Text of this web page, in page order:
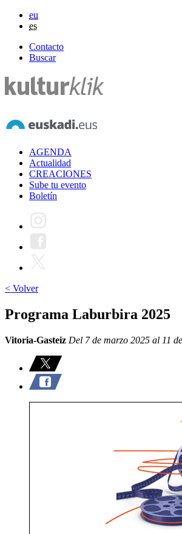
eu
es
Contacto
Buscar
AGENDA
Actualidad
CREACIONES
Sube tu evento
Boletín
< Volver
Programa Laburbira 2025
Vitoria-Gasteiz Del 7 de marzo 2025 al 11